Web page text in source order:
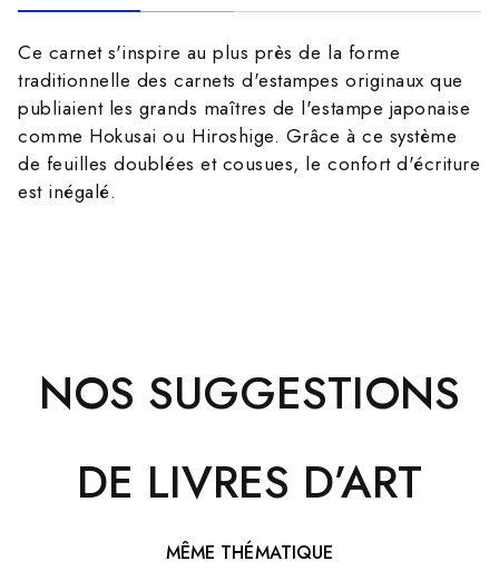
Ce carnet s'inspire au plus près de la forme
traditionnelle des carnets d'estampes originaux que
publiaient les grands maîtres de l'estampe japonaise
comme Hokusai ou Hiroshige. Grâce à ce système
de feuilles doublées et cousues, le confort d'écriture
est inégalé.
NOS SUGGESTIONS
DE LIVRES D’ART
MÊME THÉMATIQUE